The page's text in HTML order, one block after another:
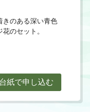
きのある深い青色
のセット。
紙で申し込む